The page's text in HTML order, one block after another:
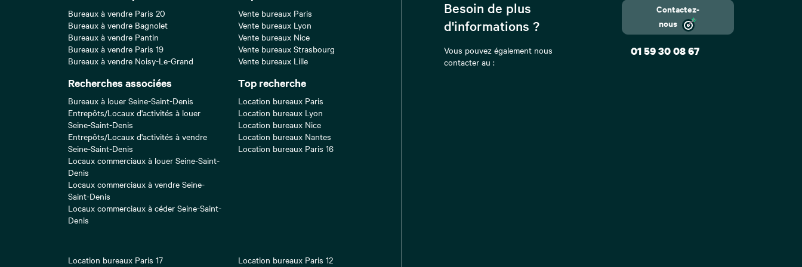
Bureaux à vendre Paris 20
Bureaux à vendre Bagnolet
Bureaux à vendre Pantin
Bureaux à vendre Paris 19
Bureaux à vendre Noisy-Le-Grand
Vente bureaux Paris
Vente bureaux Lyon
Vente bureaux Nice
Vente bureaux Strasbourg
Vente bureaux Lille
Recherches associées
Bureaux à louer Seine-Saint-Denis
Entrepôts/Locaux d'activités à louer
Seine-Saint-Denis
Entrepôts/Locaux d'activités à vendre
Seine-Saint-Denis
Locaux commerciaux à louer Seine-Saint-
Denis
Locaux commerciaux à vendre Seine-
Saint-Denis
Locaux commerciaux à céder Seine-Saint-
Denis
Top recherche
Location bureaux Paris
Location bureaux Lyon
Location bureaux Nice
Location bureaux Nantes
Location bureaux Paris 16
Location bureaux Paris 17
Location bureaux Paris 12
Besoin de plus
d'informations ?
Contactez-
nous
Vous pouvez également nous
contacter au :
01 59 30 08 67